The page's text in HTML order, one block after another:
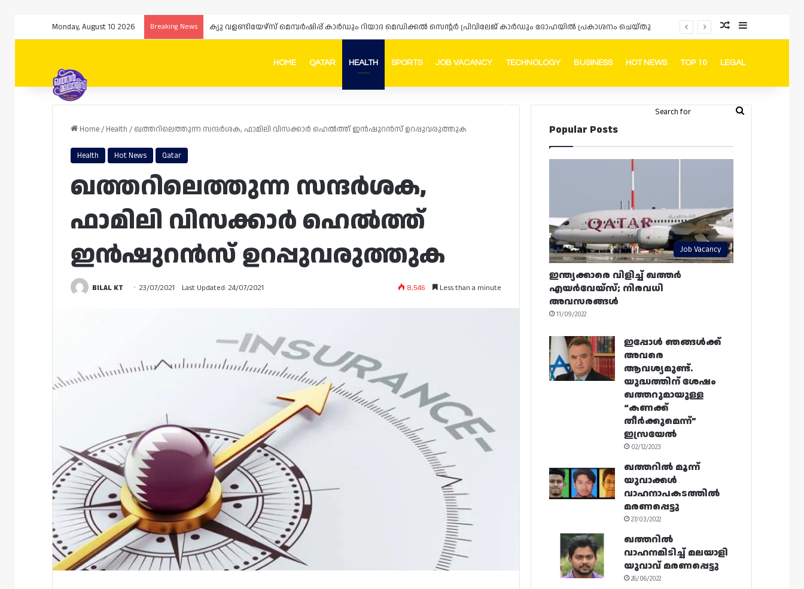
Monday, August 10 2026 Breaking News ക്യു വളണ്ടിയേഴ്‌സ് മെമ്പർഷിപ്പ് കാർഡും റിയാദ മെഡിക്കൽ സെന്റർ പ്രിവിലേജ് കാർഡും ദോഹയിൽ പ്രകാശനം ചെയ്തു Random Article
Sidebar
HOME QATAR HEALTH SPORTS JOB VACANCY TECHNOLOGY BUSINESS HOT NEWS TOP 10 LEGAL
FacebookInstagram
Telegram
Whatsapp Random Article
Switch skin
Search
Home/ Health / ഖത്തറിലെത്തുന്ന സന്ദർശക, ഫാമിലി വിസക്കാർ ഹെൽത്ത് ഇൻഷുറൻസ് ഉറപ്പുവരുത്തുക
Health Hot News Qatar
ഖത്തറിലെത്തുന്ന സന്ദർശക,
ഫാമിലി വിസക്കാർ ഹെൽത്ത്
ഇൻഷുറൻസ് ഉറപ്പുവരുത്തുക
BILAL KT 23/07/2021 Last Updated: 24/07/2021 8,546 Less than a minute
Popular Posts
Job Vacancy
ഇന്ത്യക്കാരെ വിളിച്ച് ഖത്തർ
എയർവേയ്‌സ്; നിരവധി
അവസരങ്ങൾ
11/09/2022
ഇപ്പോൾ ഞങ്ങൾക്ക്
അവരെ
ആവശ്യമുണ്ട്.
യുദ്ധത്തിന് ശേഷം
ഖത്തറുമായുള്ള
“കണക്ക്
തീർക്കുമെന്ന്”
ഇസ്രയേൽ
02/12/2023
ഖത്തറിൽ മൂന്ന്
യുവാക്കൾ
വാഹനാപകടത്തിൽ
മരണപ്പെട്ടു
27/03/2022
ഖത്തറിൽ
വാഹനമിടിച്ച് മലയാളി
യുവാവ് മരണപ്പെട്ടു
26/06/2022